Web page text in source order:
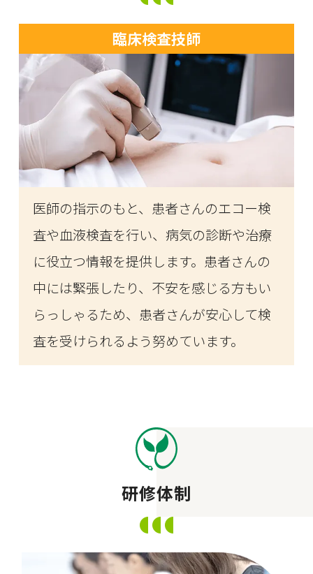
臨床検査技師
医師の指示のもと、患者さんのエコー検
査や血液検査を行い、病気の診断や治療
に役立つ情報を提供します。患者さんの
中には緊張したり、不安を感じる方もい
らっしゃるため、患者さんが安心して検
査を受けられるよう努めています。
研修体制